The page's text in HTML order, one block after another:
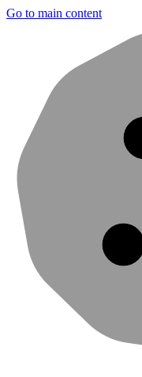
Go to main content